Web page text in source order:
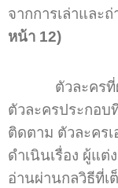
จากการเล่าและ
หน้า 12)
ตัวละครที่ผู้แ
ตัวละครประกอบ
ติดตาม ตัวละคร
ดำเนินเรื่อง ผู้แต่
อ่านผ่านกลวิธีที่เ